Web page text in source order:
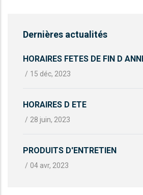
Dernières actualités
HORAIRES FETES DE FIN D
/ 15 déc, 2023
HORAIRES D ETE
/ 28 juin, 2023
PRODUITS D'ENTRETIEN
/ 04 avr, 2023